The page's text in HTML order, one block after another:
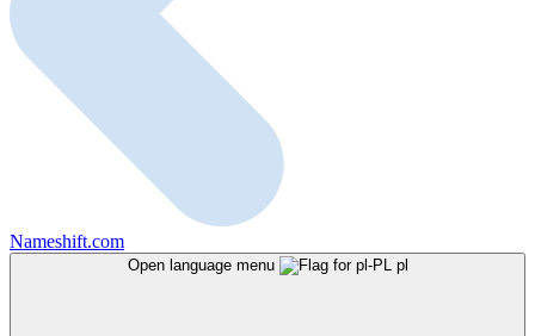
Nameshift.com
Open language menu pl